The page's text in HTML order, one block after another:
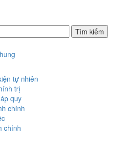
tự nhiên
trị
quy
chính
chính